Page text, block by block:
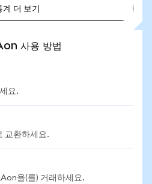
계 더 보기
사용 방법
요.
교환하세요.
을(를) 거래하세요.